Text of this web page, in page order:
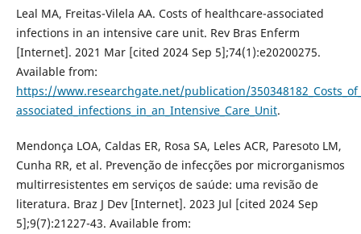
Leal MA, Freitas-Vilela AA. Costs of healthcare-associated
infections in an intensive care unit. Rev Bras Enferm
[Internet]. 2021 Mar [cited 2024 Sep 5];74(1):e20200275.
Available from:
https://www.researchgate.net/publication/
associated_infections_in_an_Intensive_Care_Unit.
Mendonça LOA, Caldas ER, Rosa SA, Leles ACR, Paresoto LM,
Cunha RR, et al. Prevenção de infecções por microrganismos
multirresistentes em serviços de saúde: uma revisão de
literatura. Braz J Dev [Internet]. 2023 Jul [cited 2024 Sep
5];9(7):21227-43. Available from: